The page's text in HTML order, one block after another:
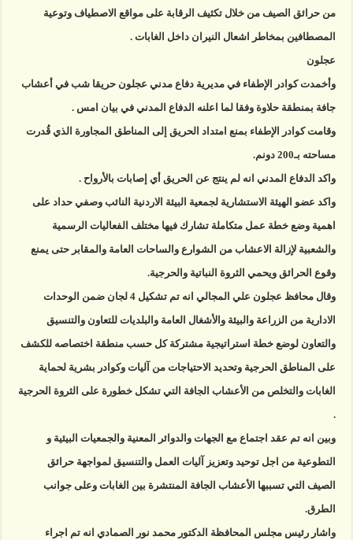
من حرائق الصيف من خلال تكثيف الرقابة على مواقع الاصطياف وتوعية
المصطافين بمخاطر اشعال النيران داخل الغابات .
عجلون
وأخمدت كوادر الإطفاء في مديرية دفاع مدني عجلون حريقا شب في أعشاب
جافة بمنطقة حلاوة وفقا لما اعلنه الدفاع المدني في بيان امس .
وقامت كوادر الإطفاء بمنع امتداد الحريق إلى المناطق المجاورة الذي قُدرت
مساحته بـ200 دونم.
واكد الدفاع المدني انه لم ينتج عن الحريق أي إصابات بالأرواح .
واكد عضو الهيئة الاستشارية لجمعية البيئة الاردنية النائب وصفي حداد على
اهمية وضع خطة عمل متكاملة تشارك فيها مختلف الفعاليات الرسمية
والشعبية لإزالة الاعشاب من الشوارع والساحات العامة والمقابر حتى يمنع
وقوع الحرائق ويحمي الثروة النباتية والحرجية.
وقال محافظ عجلون علي المجالي انه تم تشكيل 4 لجان ضمن الوحدات
الادارية من الزراعة والبيئة والأشغال العامة والبلديات للتعاون والتنسيق
والتعاون لوضع خطة استراتيجية مشتركة كل حسب منطقة اختصاصه للكشف
على المناطق الحرجية وتحديد الاحتياجات من آليات وكوادر بشرية لحماية
الغابات والتخلص من الأعشاب الجافة التي تشكل خطورة على الثروة الحرجية
.
وبين انه تم عقد اجتماع مع الجهات والدوائر المعنية والجمعيات البيئية و
التطوعية من اجل توحيد وتعزيز آليات العمل والتنسيق لمواجهة حرائق
الصيف التي تسببها الأعشاب الجافة المنتشرة بين الغابات وعلى جوانب
الطرق.
واشار رئيس مجلس المحافظة الدكتور محمد نور الصمادي انه تم اجراء